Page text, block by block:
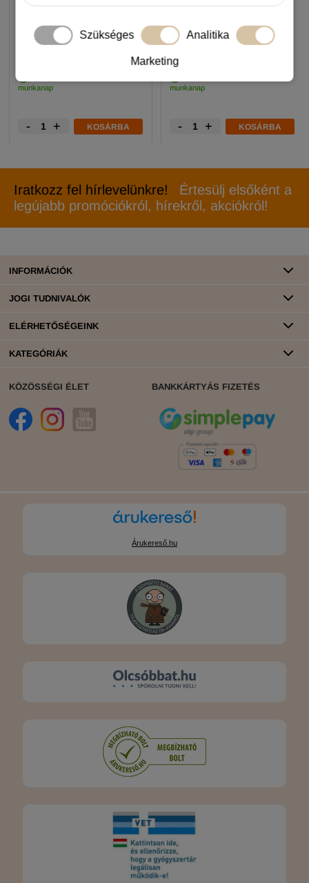
Szükséges Analitika
Marketing
890 Ft
munkanap
- + KOSÁRBA
11 990 Ft
-5%
munkanap
- + KOSÁRBA
Iratkozz fel hírlevelünkre!
Értesülj elsőként a
legújabb promóciókról, hírekről, akciókról!
INFORMÁCIÓK
JOGI TUDNIVALÓK
ELÉRHETŐSÉGEINK
KATEGÓRIÁK
KÖZÖSSÉGI ÉLET BANKKÁRTYÁS FIZETÉS
Árukereső.hu